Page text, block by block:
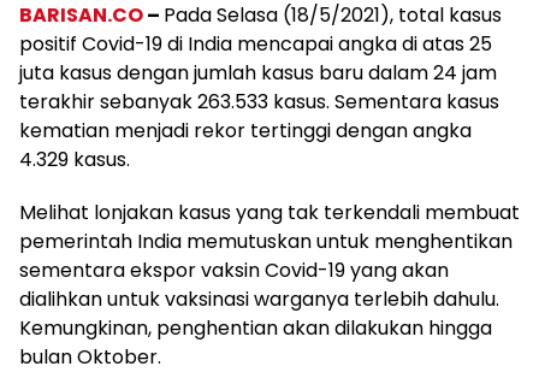
BARISAN.CO– Pada Selasa (18/5/2021), total kasus
positif Covid-19 di India mencapai angka di atas 25
juta kasus dengan jumlah kasus baru dalam 24 jam
terakhir sebanyak 263.533 kasus. Sementara kasus
kematian menjadi rekor tertinggi dengan angka
4.329 kasus.
Melihat lonjakan kasus yang tak terkendali membuat
pemerintah India memutuskan untuk menghentikan
sementara ekspor vaksin Covid-19 yang akan
dialihkan untuk vaksinasi warganya terlebih dahulu.
Kemungkinan, penghentian akan dilakukan hingga
bulan Oktober.